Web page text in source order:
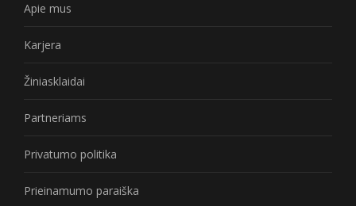
Apie mus
Karjera
Žiniasklaidai
Partneriams
Privatumo politika
Prieinamumo paraiška